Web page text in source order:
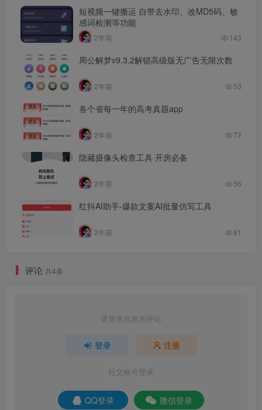
短视频一键搬运 自带去水印、改MD5码、敏
感词检测等功能
2年前 143
周公解梦v9.3.2解锁高级版无广告无限次数
2年前 53
各个省每一年的高考真题app
2年前 72
隐藏摄像头检查工具 开房必备
2年前 56
红抖AI助手-爆款文案AI批量仿写工具
2年前 81
评论 共4条
请登录后发表评论
登录 注册
社交账号登录
QQ登录 微信登录